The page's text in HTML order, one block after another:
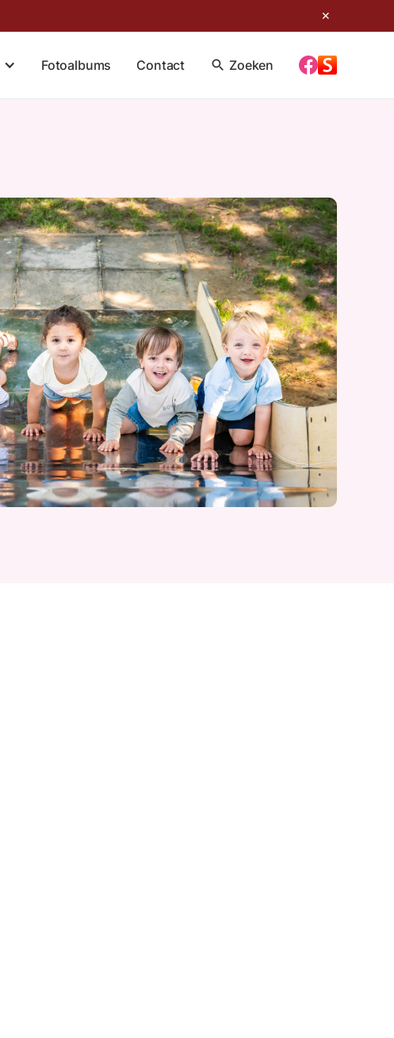
✕
Fotoalbums Contact search Zoeken